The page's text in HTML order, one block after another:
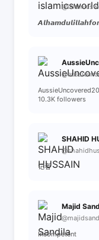
10.3K followers
SHAHID
记者
Majid
Incompetent